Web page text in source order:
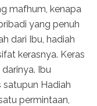
mafhum, kenapa
yang penuh
dari Ibu, hadiah
kerasnya. Keras
Ibu
Hadiah
permintaan,